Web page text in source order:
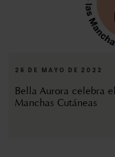
26 DE MAYO DE 2022
Bella Aurora celebra
Manchas Cutáneas